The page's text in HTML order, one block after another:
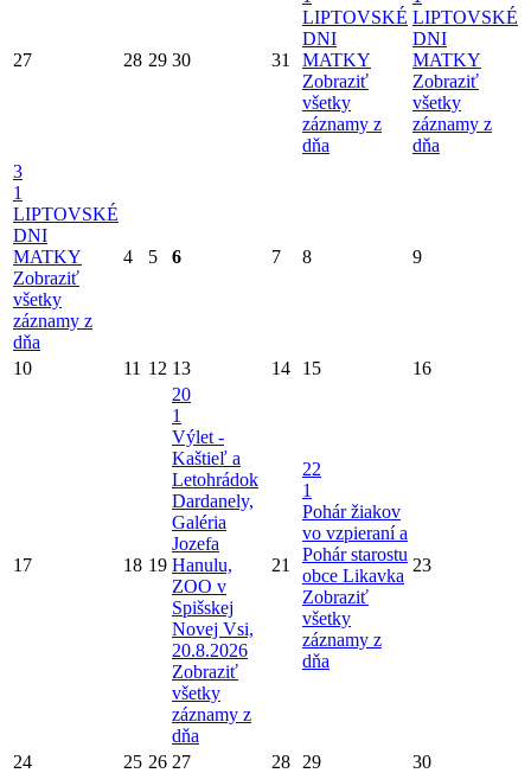
27 28 29 30 31
LIPTOVSKÉ
DNI
MATKY
Zobraziť
všetky
záznamy z
dňa
LIPTOVSKÉ
DNI
MATKY
Zobraziť
všetky
záznamy z
dňa
3
1
LIPTOVSKÉ
DNI
MATKY
Zobraziť
všetky
záznamy z
dňa
4 5 6 7 8 9
10 11 12 13 14 15 16
17 18 19
20
1
Výlet -
Kaštieľ a
Letohrádok
Dardanely,
Galéria
Jozefa
Hanulu,
ZOO v
Spišskej
Novej Vsi,
20.8.2026
Zobraziť
všetky
záznamy z
dňa
21
22
1
Pohár žiakov
vo vzpieraní a
Pohár starostu
obce Likavka
Zobraziť
všetky
záznamy z
dňa
23
24 25 26 27 28 29 30